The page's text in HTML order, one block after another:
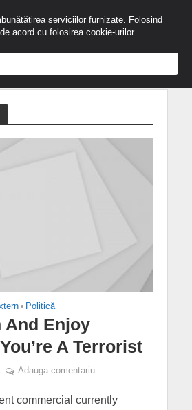
• Politică
And Enjoy
A Terrorist
Adauga comentariu
commercial currently
serviciilor furnizate. Folosind
acord cu folosirea cookie-urilor.